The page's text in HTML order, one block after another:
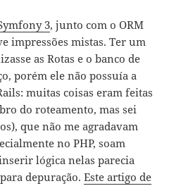
3, junto com o ORM
impressões mistas. Ter um
as Rotas e o banco de
porém ele não possuía a
muitas coisas eram feitas
do roteamento, mas sei
que não me agradavam
no PHP, soam
lógica nelas parecia
depuração.Este artigo de